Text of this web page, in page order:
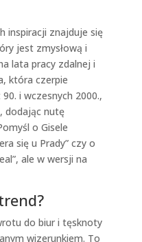
inspiracji znajduje się
jest zmysłową i
lata pracy zdalnej i
która czerpie
i wczesnych 2000.,
dodając nutę
o Gisele
się u Prady” czy o
ale w wersji na
do biur i tęsknoty
wizerunkiem. To